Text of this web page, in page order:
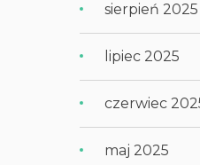
sierpień 2025
lipiec 2025
czerwiec
maj 2025